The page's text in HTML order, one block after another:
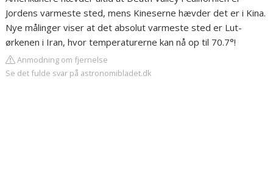
Jordens varmeste sted, mens Kineserne hævder det er i Kina.
Nye målinger viser at det absolut varmeste sted er Lut-
ørkenen i Iran, hvor temperaturerne kan nå op til 70.7°!
Anmodning om fjernelse
Se det fulde svar på astronomibladet.dk